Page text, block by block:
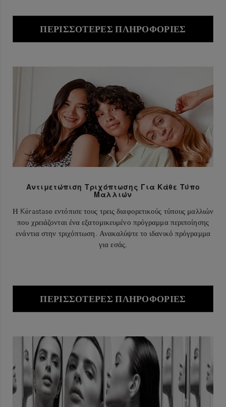
ΠΕΡΙΣΣΌΤΕΡΕΣ ΠΛΗΡΟΦΟΡΊΕΣ
Αντιμετώπιση Τριχόπτωσης Για Κάθε Τύπο
Μαλλιών
Η Kérastase εντόπισε τους τρεις διαφορετικούς τύπους μαλλιών
που χρειάζονται ένα εξατομικευμένο πρόγραμμα περιποίησης
ενάντια στην τριχόπτωση. Ανακαλύψτε το ιδανικό πρόγραμμα
για εσάς.
ΠΕΡΙΣΣΌΤΕΡΕΣ ΠΛΗΡΟΦΟΡΊΕΣ